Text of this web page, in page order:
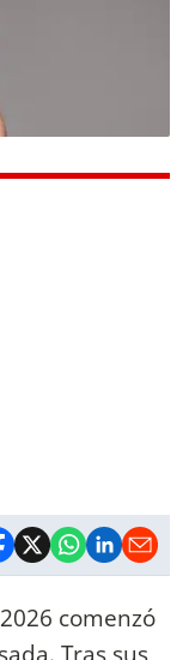
comenzó
Tras sus